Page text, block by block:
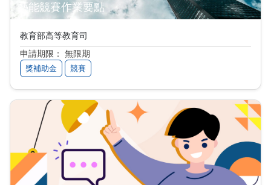
藝能競賽作業要點
教育部高等教育司
申請期限： 無限期
獎補助金 競賽